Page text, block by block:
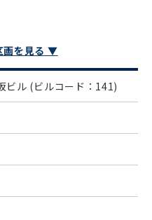
画を見る ▼
ビル (ビルコード：141)